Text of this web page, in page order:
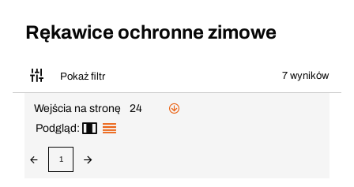
Rękawice ochronne zimowe
Pokaż filtr 7 wyników
Wejścia na stronę
24
Podgląd:
1